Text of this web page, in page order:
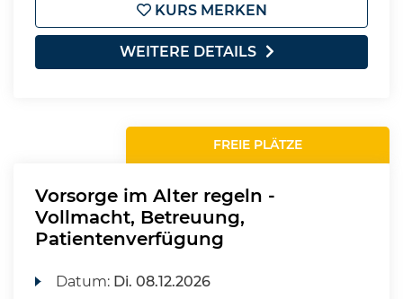
KURS MERKEN
WEITERE DETAILS
FREIE PLÄTZE
Vorsorge im Alter regeln -
Vollmacht, Betreuung,
Patientenverfügung
Datum: Di. 08.12.2026